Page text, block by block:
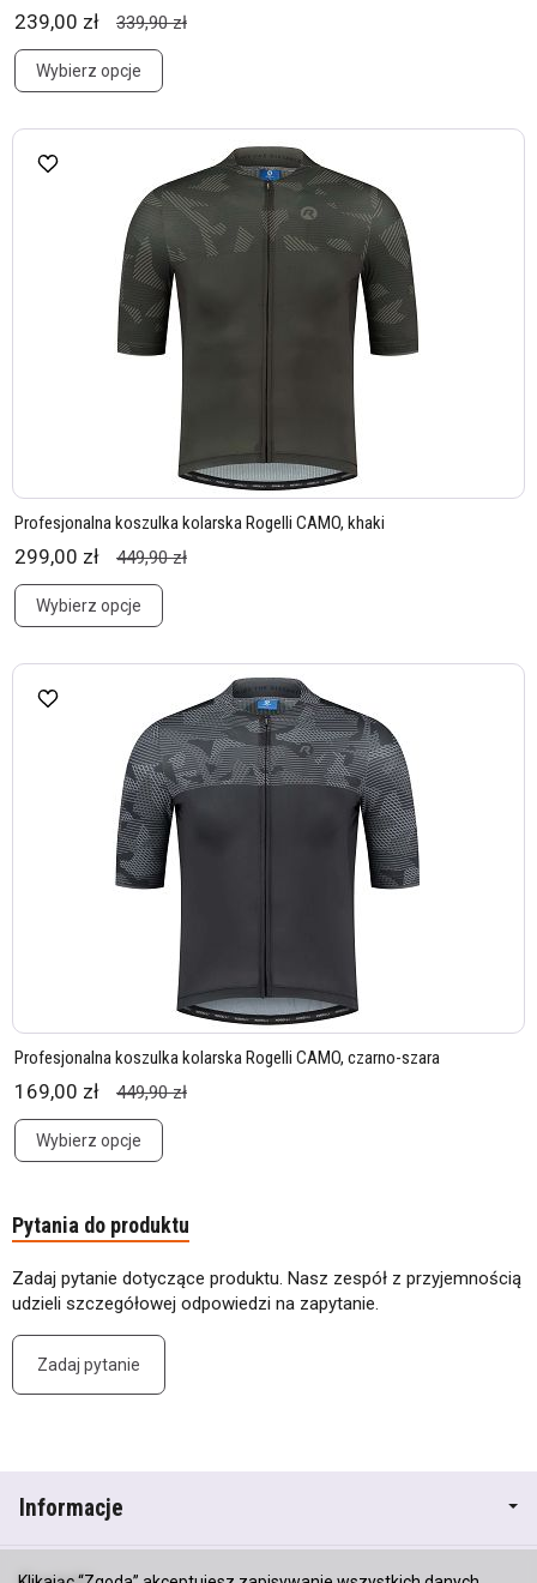
239,00 zł 339,90 zł
Wybierz opcje
Profesjonalna koszulka kolarska Rogelli CAMO, khaki
299,00 zł 449,90 zł
Wybierz opcje
Profesjonalna koszulka kolarska Rogelli CAMO, czarno-szara
169,00 zł 449,90 zł
Wybierz opcje
Pytania do produktu
Zadaj pytanie dotyczące produktu. Nasz zespół z przyjemnością
udzieli szczegółowej odpowiedzi na zapytanie.
Zadaj pytanie
Informacje